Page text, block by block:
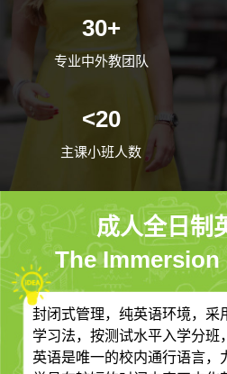
30+
专业中外教团队
<20
主课小班人数
成人全日制
The Immersion
封闭式管理，纯英语环境，采
学习法，按测试水平入学分班
英语是唯一的校内通行语言，